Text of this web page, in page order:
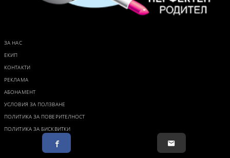
ЗА НАС
ЕКИП
КОНТАКТИ
РЕКЛАМА
АБОНАМЕНТ
УСЛОВИЯ ЗА ПОЛЗВАНЕ
ПОЛИТИКА ЗА ПОВЕРИТЕЛНОСТ
ПОЛИТИКА ЗА БИСКВИТКИ